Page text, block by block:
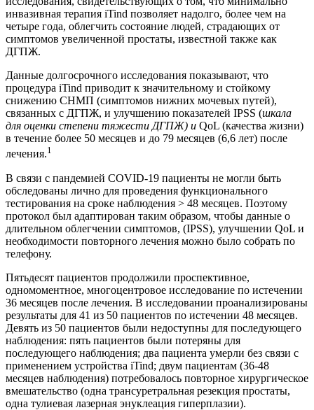
инвазивная терапия iTind позволяет надолго, более чем на
четыре года, облегчить состояние людей, страдающих от
симптомов увеличенной простаты, известной также как
ДГПЖ.
Данные долгосрочного исследования показывают, что
процедура iTind приводит к значительному и стойкому
снижению СНМП (симптомов нижних мочевых путей),
связанных с ДГПЖ, и улучшению показателей IPSS (шкала
для оценки степени тяжести ДГПЖ) и QoL (качества жизни)
в течение более 50 месяцев и до 79 месяцев (6,6 лет) после
лечения.1
В связи с пандемией COVID-19 пациенты не могли быть
обследованы лично для проведения функционального
тестирования на сроке наблюдения > 48 месяцев. Поэтому
протокол был адаптирован таким образом, чтобы данные о
длительном облегчении симптомов, (IPSS), улучшении QoL и
необходимости повторного лечения можно было собрать по
телефону.
Пятьдесят пациентов продолжили проспективное,
одномоментное, многоцентровое исследование по истечении
36 месяцев после лечения. В исследовании проанализированы
результаты для 41 из 50 пациентов по истечении 48 месяцев.
Девять из 50 пациентов были недоступны для последующего
наблюдения: пять пациентов были потеряны для
последующего наблюдения; два пациента умерли без связи с
применением устройства iTind; двум пациентам (36-48
месяцев наблюдения) потребовалось повторное хирургическое
вмешательство (одна трансуретральная резекция простаты,
одна тулиевая лазерная энуклеация гиперплазии).